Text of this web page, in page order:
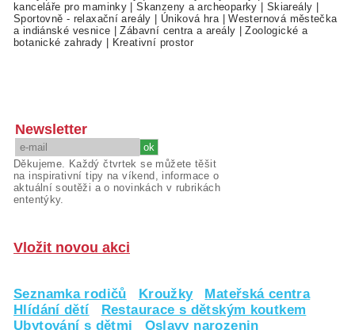
kanceláře pro maminky |Skanzeny a archeoparky | Skiareály |
Sportovně - relaxační areály | Úniková hra |Westernová městečka
a indiánské vesnice |Zábavní centra a areály |Zoologické a
botanické zahrady | Kreativní prostor
Newsletter
Děkujeme. Každý čtvrtek se můžete těšit
na inspirativní tipy na víkend, informace o
aktuální soutěži a o novinkách v rubrikách
ententýky.
Vložit novou akci
Seznamka rodičů Kroužky
Mateřská centra
Hlídání dětí
Restaurace s dětským koutkem
Ubytování s dětmi
Oslavy narozenin